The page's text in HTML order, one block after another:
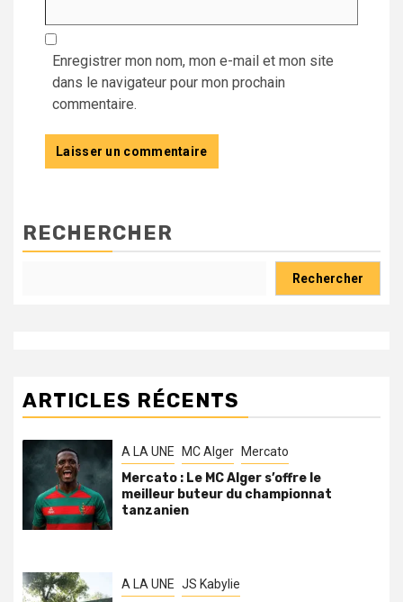
Enregistrer mon nom, mon e-mail et mon site
dans le navigateur pour mon prochain
commentaire.
RECHERCHER
Rechercher
ARTICLES RÉCENTS
A LA UNE MC Alger Mercato
Mercato : Le MC Alger s’offre le
meilleur buteur du championnat
tanzanien
A LA UNE JS Kabylie